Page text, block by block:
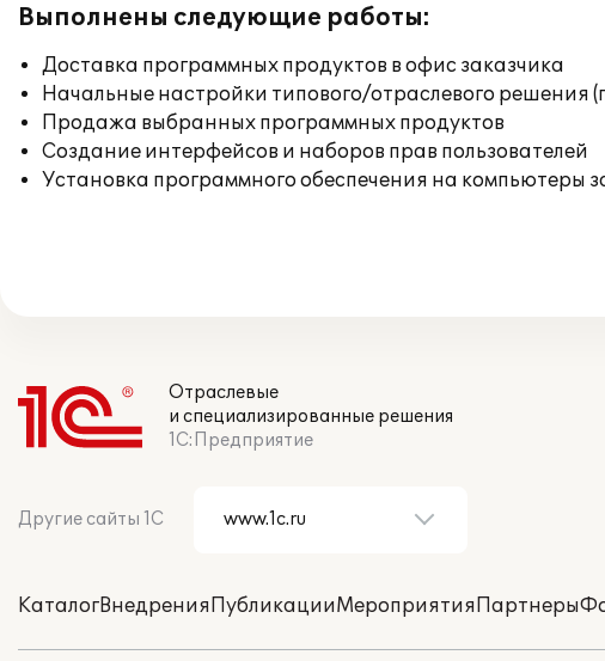
Выполнены следующие работы:
Доставка программных продуктов в офис заказчика
Начальные настройки типового/отраслевого решения
Продажа выбранных программных продуктов
Создание интерфейсов и наборов прав пользователей
Установка программного обеспечения на компьютеры
Отраслевые
и специализированные решения
1С:Предприятие
Другие сайты 1С
КаталогВнедренияПубликацииМероприятияПартнеры